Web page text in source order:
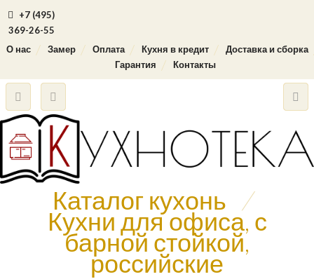
+7 (495)
369-26-55
О нас
Замер Оплата Кухня в кредит
Доставка и сборка
Гарантия
Контакты
Каталог кухонь /
Кухни для офиса, с
барной стойкой,
российские